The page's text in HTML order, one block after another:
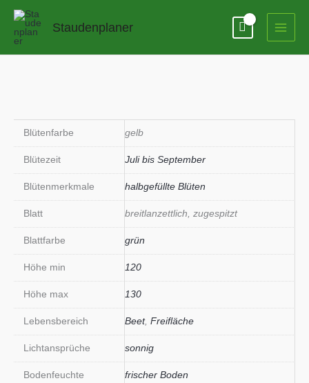
Zum
springen
Staudenplaner
Blütenfarbe gelb
Blütezeit Juli bis September
Blütenmerkmale halbgefüllte Blüten
Blatt breitlanzettlich, zugespitzt
Blattfarbe grün
Höhe min 120
Höhe max 130
Lebensbereich Beet, Freifläche
Lichtansprüche sonnig
Bodenfeuchte frischer Boden